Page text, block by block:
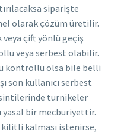
siparişte
olarak çözüm üretilir.
çift yönlü geçiş
veya serbest olabilir.
kontrollü olsa bile belli
son kullanıcı serbest
turnikeler
yasal bir mecburiyettir.
kalması istenirse,